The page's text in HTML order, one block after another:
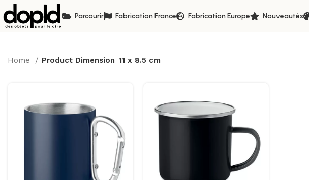
Parcourir Fabrication France Fabrication Europe Nouveautés
Home Product Dimension 11 x 8.5 cm